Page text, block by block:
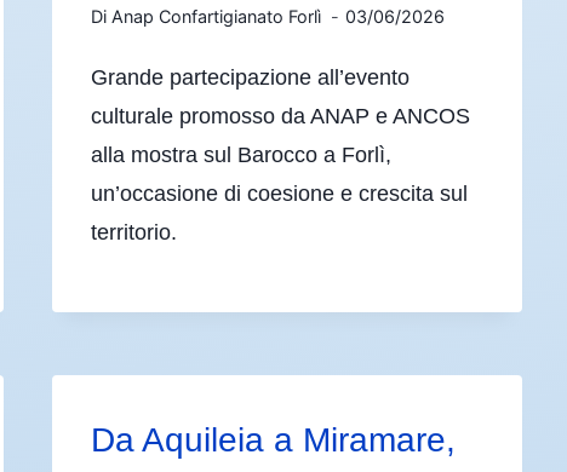
Di Anap Confartigianato Forlì 03/06/2026
Grande partecipazione all’evento
culturale promosso da ANAP e ANCOS
alla mostra sul Barocco a Forlì,
un’occasione di coesione e crescita sul
territorio.
Da Aquileia a Miramare,